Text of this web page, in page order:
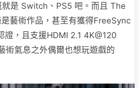
是 Switch、PS5 吧。而且 The
藝術作品，甚至有獲得FreeSync
證，且支援HDMI 2.1 4K@120
術氣息之外偶爾也想玩遊戲的